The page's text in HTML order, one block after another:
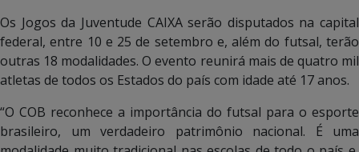
Os Jogos da Juventude CAIXA serão disputados na capital
federal, entre 10 e 25 de setembro e, além do futsal, terão
outras 18 modalidades. O evento reunirá mais de quatro mil
atletas de todos os Estados do país com idade até 17 anos.
“O COB reconhece a importância do futsal para o esporte
brasileiro, um verdadeiro patrimônio nacional. É uma